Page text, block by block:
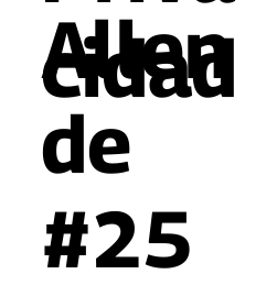
Allen
de
Priva
cidad